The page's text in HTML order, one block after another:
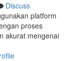
Discuss
platform
proses
akurat mengenai